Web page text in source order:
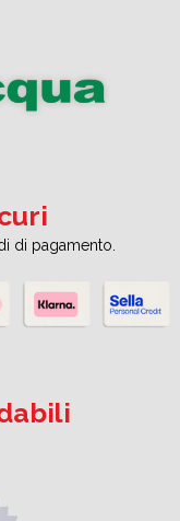
di pagamento.